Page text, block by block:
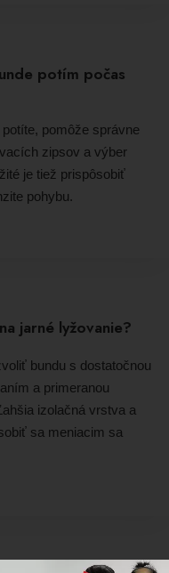
potím počas
pomôže správne
zipsov a výber
je tiež prispôsobiť
pohybu.
jarné lyžovanie?
bundu s dostatočnou
a primeranou
izolačná vrstva a
sa meniacim sa